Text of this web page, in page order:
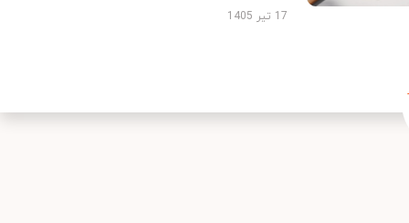
17 تیر 1405